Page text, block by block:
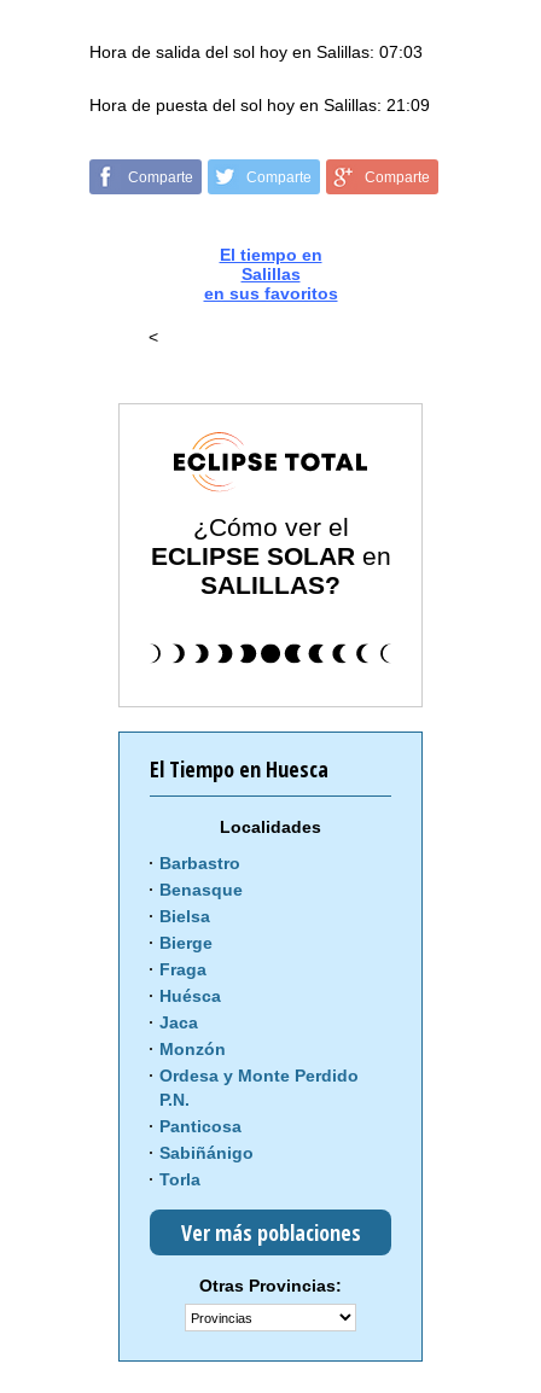
Hora de salida del sol hoy en Salillas: 07:03
Hora de puesta del sol hoy en Salillas: 21:09
Comparte Comparte Comparte
El tiempo en
Salillas
en sus favoritos
<
¿Cómo ver el
ECLIPSE SOLAR en
SALILLAS?
El Tiempo en Huesca
Localidades
Barbastro
Benasque
Bielsa
Bierge
Fraga
Huésca
Jaca
Monzón
Ordesa y Monte Perdido
P.N.
Panticosa
Sabiñánigo
Torla
Ver más poblaciones
Otras Provincias: